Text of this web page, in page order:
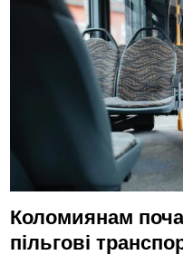
Коломиянам
пільгові